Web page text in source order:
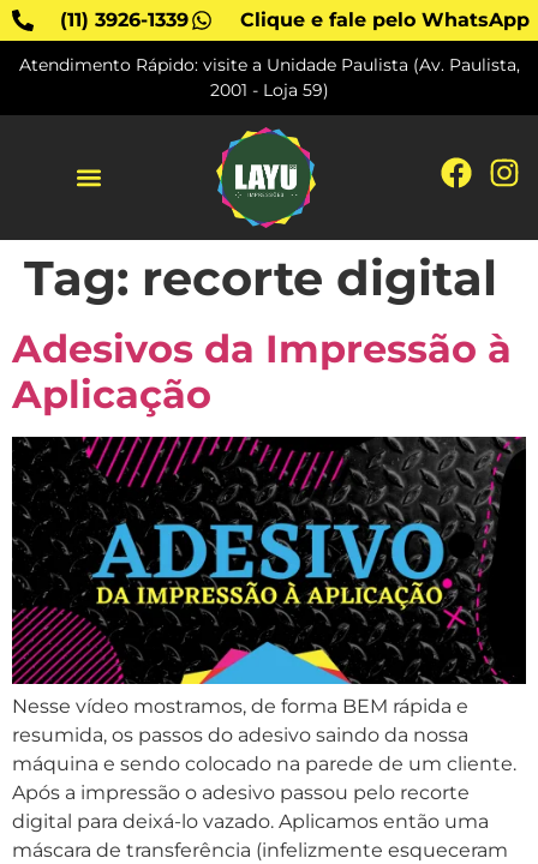
(11) 3926-1339 Clique e fale pelo WhatsApp
Atendimento Rápido: visite a Unidade Paulista (Av. Paulista,
2001 - Loja 59)
Tag: recorte digital
Adesivos da Impressão à
Aplicação
Nesse vídeo mostramos, de forma BEM rápida e
resumida, os passos do adesivo saindo da nossa
máquina e sendo colocado na parede de um cliente.
Após a impressão o adesivo passou pelo recorte
digital para deixá-lo vazado. Aplicamos então uma
máscara de transferência (infelizmente esqueceram